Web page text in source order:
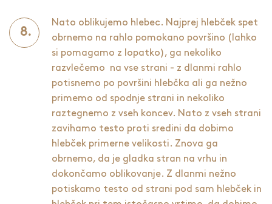
Nato oblikujemo hlebec. Najprej hlebček spet
obrnemo na rahlo pomokano površino (lahko
si pomagamo z lopatko), ga nekoliko
razvlečemo na vse strani - z dlanmi rahlo
potisnemo po površini hlebčka ali ga nežno
primemo od spodnje strani in nekoliko
raztegnemo z vseh koncev. Nato z vseh strani
zavihamo testo proti sredini da dobimo
hlebček primerne velikosti. Znova ga
obrnemo, da je gladka stran na vrhu in
dokončamo oblikovanje. Z dlanmi nežno
potiskamo testo od strani pod sam hlebček in